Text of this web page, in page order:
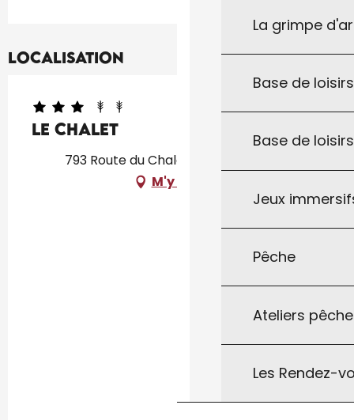
La grimpe
Base de
Base de
Jeux
Pêche
Ateliers
Les Rendez-
Localisation
Le Chalet
793 Route du Chalet, 46300 Le Vigan
M'y rendre